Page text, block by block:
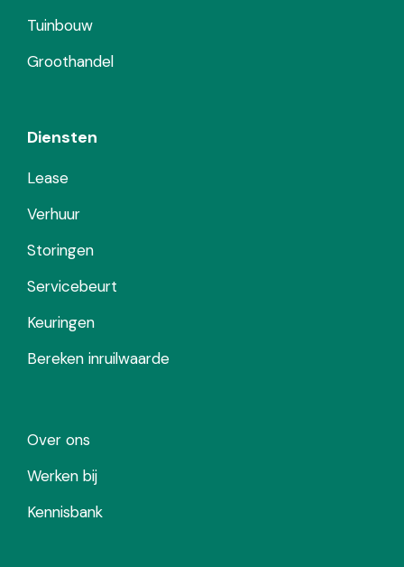
Tuinbouw
Groothandel
Diensten
Lease
Verhuur
Storingen
Servicebeurt
Keuringen
Bereken inruilwaarde
Over ons
Werken bij
Kennisbank